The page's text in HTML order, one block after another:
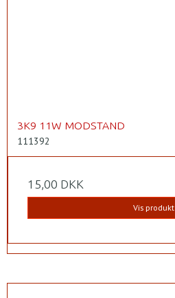
3K9 11W MODSTAND
111392
15,00 DKK
Vis produkt